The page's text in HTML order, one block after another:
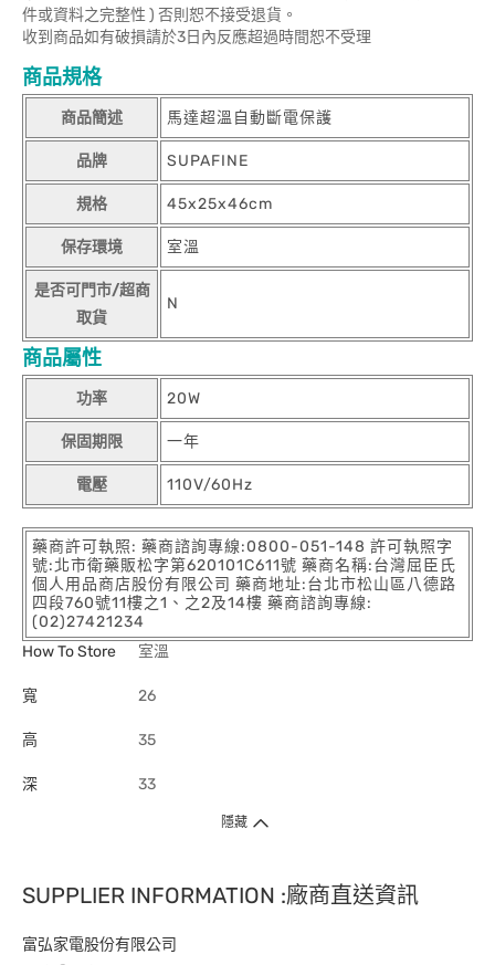
件或資料之完整性 ) 否則恕不接受退貨。
收到商品如有破損請於3日內反應超過時間恕不受理
商品規格
商品簡述 馬達超溫自動斷電保護
品牌 SUPAFINE
規格 45x25x46cm
保存環境 室溫
是否可門市/超商
取貨
N
商品屬性
功率 20W
保固期限 一年
電壓 110V/60Hz
藥商許可執照: 藥商諮詢專線:0800-051-148 許可執照字
號:北市衛藥販松字第620101C611號 藥商名稱:台灣屈臣氏
個人用品商店股份有限公司 藥商地址:台北市松山區八德路
四段760號11樓之1、之2及14樓 藥商諮詢專線:
(02)27421234
How To Store
室溫
寬 26
高 35
深 33
隱藏
SUPPLIER INFORMATION :廠商直送資訊
富弘家電股份有限公司